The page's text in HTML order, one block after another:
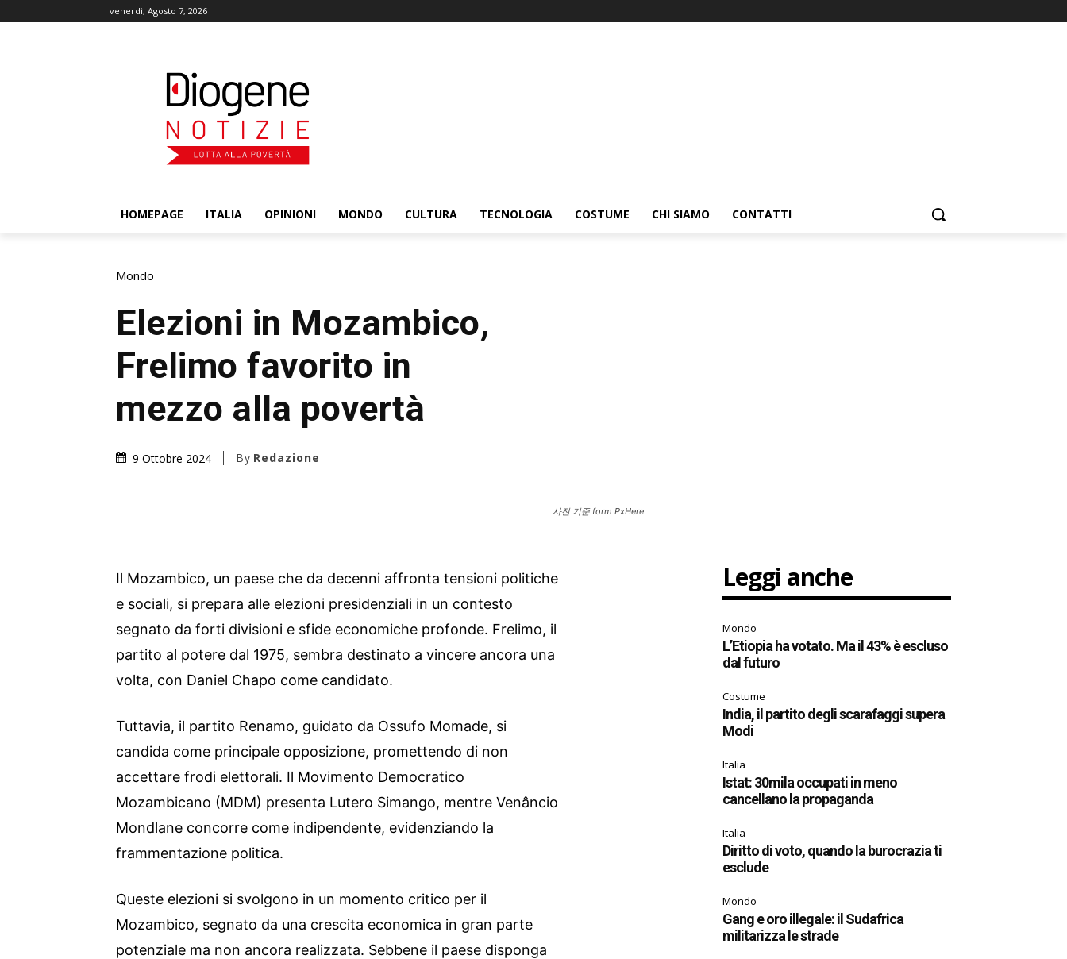
venerdì, Agosto 7, 2026
HOMEPAGE ITALIA OPINIONI MONDO CULTURA TECNOLOGIA COSTUME CHI SIAMO CONTATTI
Mondo
Elezioni in Mozambico,
Frelimo favorito in
mezzo alla povertà
9 Ottobre 2024 By Redazione
사진 기준 form PxHere
Il Mozambico, un paese che da decenni affronta tensioni politiche
e sociali, si prepara alle elezioni presidenziali in un contesto
segnato da forti divisioni e sfide economiche profonde. Frelimo, il
partito al potere dal 1975, sembra destinato a vincere ancora una
volta, con Daniel Chapo come candidato.
Tuttavia, il partito Renamo, guidato da Ossufo Momade, si
candida come principale opposizione, promettendo di non
accettare frodi elettorali. Il Movimento Democratico
Mozambicano (MDM) presenta Lutero Simango, mentre Venâncio
Mondlane concorre come indipendente, evidenziando la
frammentazione politica.
Queste elezioni si svolgono in un momento critico per il
Mozambico, segnato da una crescita economica in gran parte
potenziale ma non ancora realizzata. Sebbene il paese disponga
Leggi anche
Mondo
L’Etiopia ha votato. Ma il 43% è escluso
dal futuro
Costume
India, il partito degli scarafaggi supera
Modi
Italia
Istat: 30mila occupati in meno
cancellano la propaganda
Italia
Diritto di voto, quando la burocrazia ti
esclude
Mondo
Gang e oro illegale: il Sudafrica
militarizza le strade